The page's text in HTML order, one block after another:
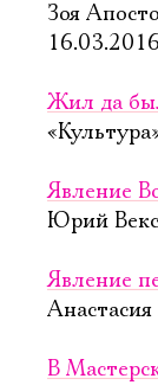
Зоя
16.03.2016
Жил да
Явление
Юрий
Явление
В